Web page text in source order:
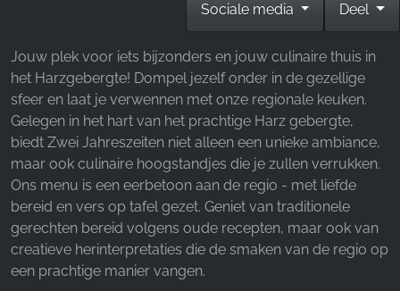
Deel
Sociale media
Jouw plek voor iets bijzonders en jouw culinaire thuis in
het Harzgebergte! Dompel jezelf onder in de gezellige
sfeer en laat je verwennen met onze regionale keuken.
Gelegen in het hart van het prachtige Harz gebergte,
biedt Zwei Jahreszeiten niet alleen een unieke ambiance,
maar ook culinaire hoogstandjes die je zullen verrukken.
Ons menu is een eerbetoon aan de regio - met liefde
bereid en vers op tafel gezet. Geniet van traditionele
gerechten bereid volgens oude recepten, maar ook van
creatieve herinterpretaties die de smaken van de regio op
een prachtige manier vangen.
Name:
_fbp, fr, _fbq, fbq
Provider:
Facebook Ireland Ltd.
Purpose:
Advertentiemeting en marketing
Cookie duration:
3 maanden - 1 jaar